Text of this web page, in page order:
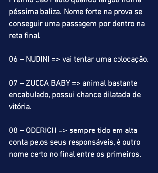
péssima baliza. Nome forte na prova se
conseguir uma passagem por dentro na
reta final.
06 – NUDINI => vai tentar uma colocação.
07 – ZUCCA BABY => animal bastante
encabulado, possui chance dilatada de
vitória.
08 – ODERICH => sempre tido em alta
conta pelos seus responsáveis, é outro
nome certo no final entre os primeiros.